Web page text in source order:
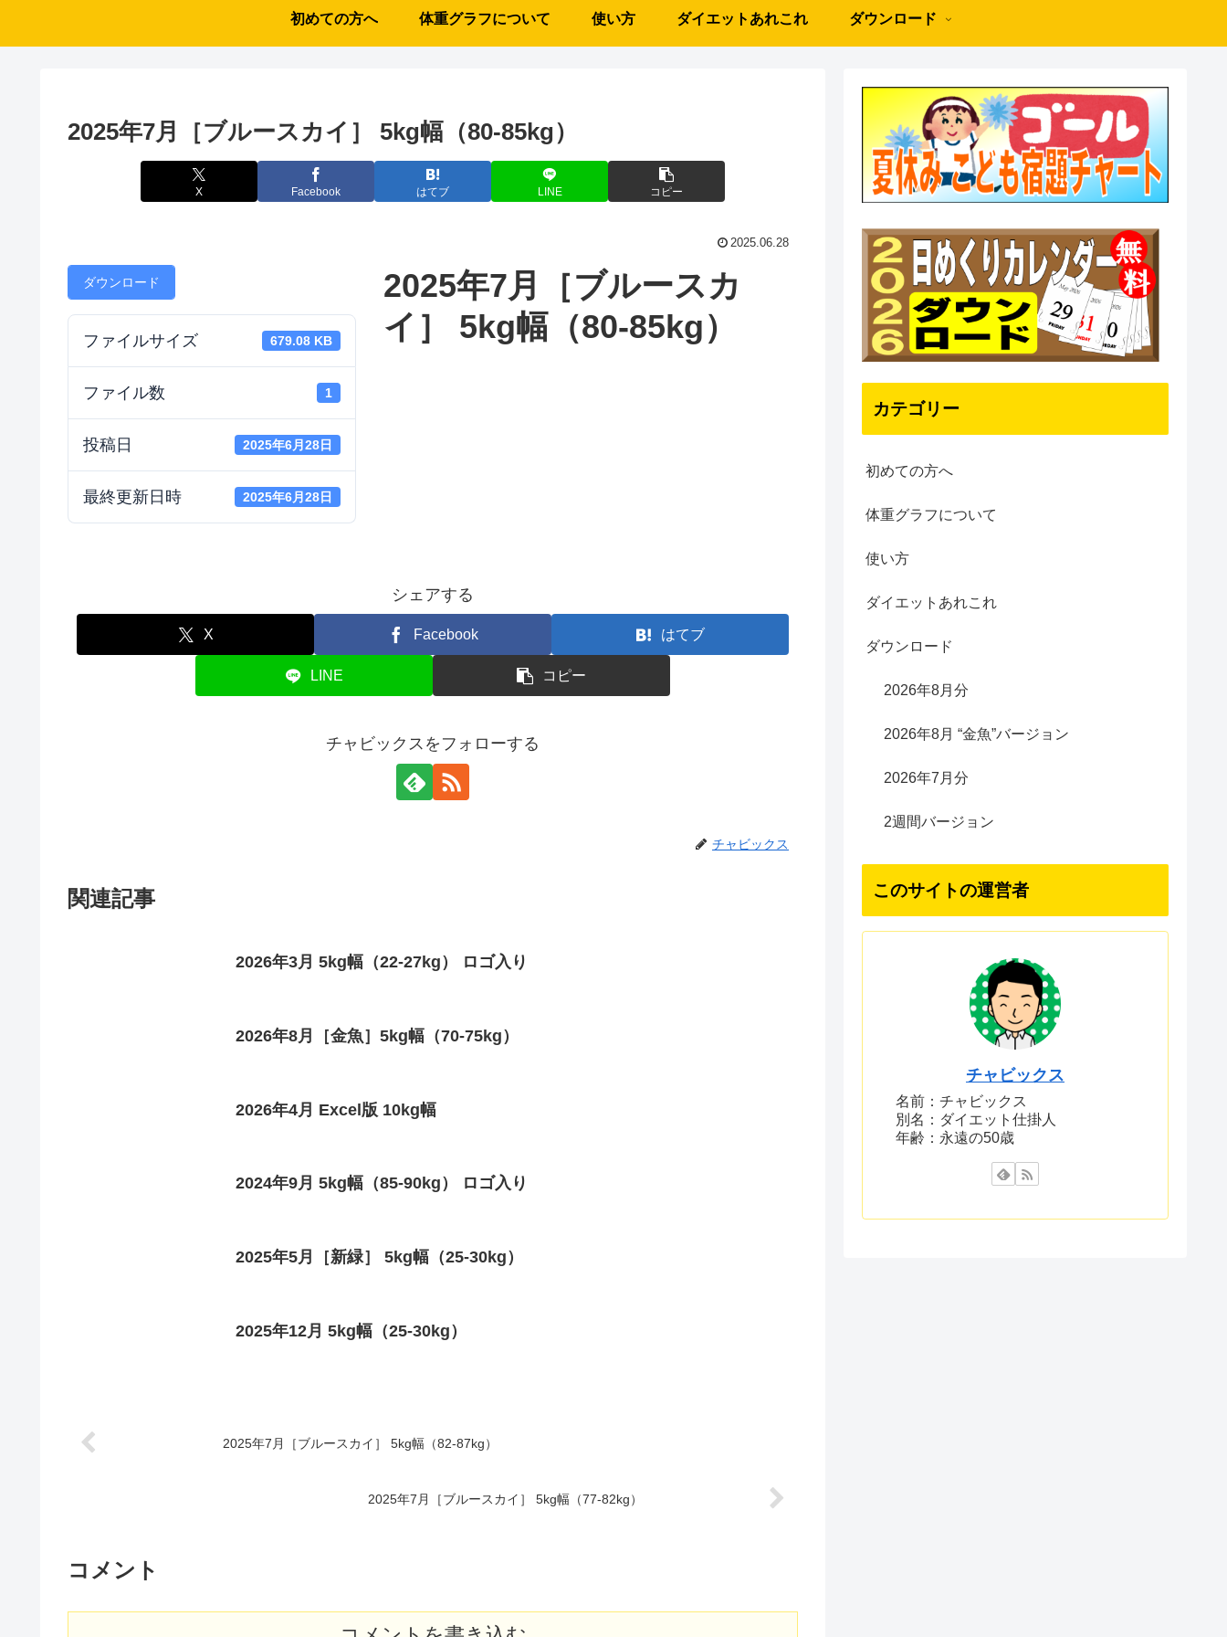
初めての方へ 体重グラフについて 使い方 ダイエットあれこれ ダウンロード
2025年7月［ブルースカイ］ 5kg幅（80-85kg）
X Facebook はてブ LINE コピー
2025.06.28
ダウンロード
ファイルサイズ 679.08 KB
ファイル数 1
投稿日 2025年6月28日
最終更新日時 2025年6月28日
2025年7月［ブルースカ
イ］ 5kg幅（80-85kg）
シェアする
X Facebook はてブ
LINE コピー
チャビックスをフォローする
チャビックス
関連記事
2026年3月 5kg幅（22-27kg） ロゴ入り
2026年8月［金魚］5kg幅（70-75kg）
2026年4月 Excel版 10kg幅
2024年9月 5kg幅（85-90kg） ロゴ入り
2025年5月［新緑］ 5kg幅（25-30kg）
2025年12月 5kg幅（25-30kg）
2025年7月［ブルースカイ］ 5kg幅（82-87kg）
2025年7月［ブルースカイ］ 5kg幅（77-82kg）
コメント
カテゴリー
初めての方へ
体重グラフについて
使い方
ダイエットあれこれ
ダウンロード
2026年8月分
2026年8月 “金魚”バージョン
2026年7月分
2週間バージョン
このサイトの運営者
チャビックス
名前：チャビックス
別名：ダイエット仕掛人
年齢：永遠の50歳